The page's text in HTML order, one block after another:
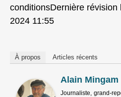
conditionsDernière révision
2024 11:55
À propos Articles récents
Alain Mingam
Journaliste, grand-